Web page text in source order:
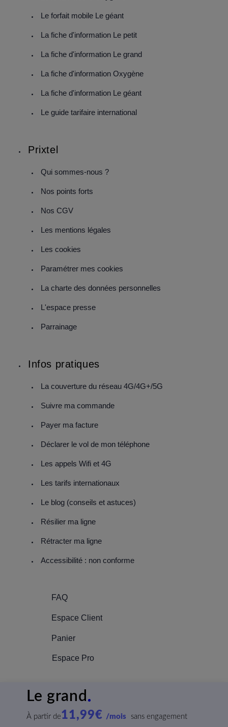
Le grand
À partir de11,99€ /mois sans engagement
Le forfait mobile Le géant
La fiche d'information Le petit
La fiche d'information Le grand
La fiche d'information Oxygène
La fiche d'information Le géant
Le guide tarifaire international
Prixtel
Qui sommes-nous ?
Nos points forts
Nos CGV
Les mentions légales
Les cookies
Paramétrer mes cookies
La charte des données personnelles
L'espace presse
Parrainage
Infos pratiques
La couverture du réseau 4G/4G+/5G
Suivre ma commande
Payer ma facture
Déclarer le vol de mon téléphone
Les appels Wifi et 4G
Les tarifs internationaux
Le blog (conseils et astuces)
Résilier ma ligne
Rétracter ma ligne
Accessibilité : non conforme
FAQ
Espace Client
Panier
Espace Pro